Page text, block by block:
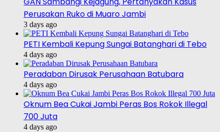
Perusakan Ruko di Muaro Jambi
3 days ago
PETI Kembali Kepung Sungai Batanghari di Tebo
4 days ago
Peradaban Dirusak Perusahaan Batubara
4 days ago
Oknum Bea Cukai Jambi Peras Bos Rokok Illegal
700 Juta
4 days ago